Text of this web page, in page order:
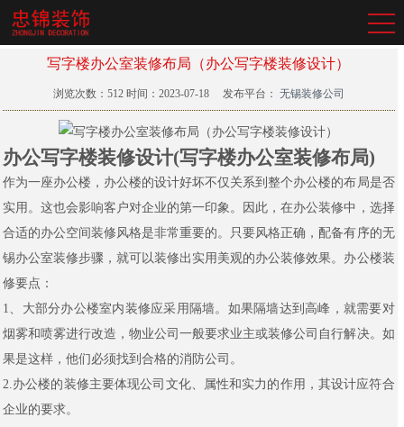
写字楼办公室装修布局（办公写字楼装修设计）
浏览次数： 512 时间：2023-07-18 发布平台： 无锡装修公司
办公写字楼装修设计(写字楼办公室装修布局)
作为一座办公楼，办公楼的设计好坏不仅关系到整个办公楼的布局是否
实用。这也会影响客户对企业的第一印象。因此，在办公装修中，选择
合适的办公空间装修风格是非常重要的。只要风格正确，配备有序的无
锡办公室装修步骤，就可以装修出实用美观的办公装修效果。办公楼装
修要点：
1、大部分办公楼室内装修应采用隔墙。如果隔墙达到高峰，就需要对
烟雾和喷雾进行改造，物业公司一般要求业主或装修公司自行解决。如
果是这样，他们必须找到合格的消防公司。
2.办公楼的装修主要体现公司文化、属性和实力的作用，其设计应符合
企业的要求。